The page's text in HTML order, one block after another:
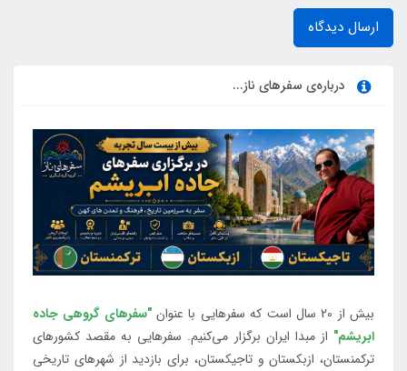
ارسال دیدگاه
درباره‌ی سفرهای ناز...
بیش از 20 سال است که سفرهایی با عنوان
"سفرهای گروهی جاده
ابریشم" از مبدا ایران برگزار می‌کنیم. سفرهایی به مقصد کشورهای
ترکمنستان، ازبکستان و تاجیکستان، برای بازدید از شهرهای تاریخی